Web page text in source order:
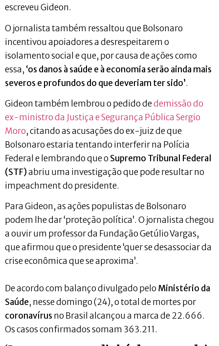
escreveu Gideon.
O jornalista também ressaltou que Bolsonaro
incentivou apoiadores a desrespeitarem o
isolamento social e que, por causa de ações como
essa, ‘os danos à saúde e à economia serão ainda mais
severos e profundos do que deveriam ter sido’.
Gideon também lembrou o pedido dedemissão do
ex-ministro da Justiça e Segurança Pública Sergio
Moro, citando as acusações do ex-juiz de que
Bolsonaro estaria tentando interferir na Polícia
Federal e lembrando que o Supremo Tribunal Federal
(STF)abriu uma investigação que pode resultar no
impeachment do presidente.
Para Gideon, as ações populistas de Bolsonaro
podem lhe dar ‘proteção política’. O jornalista chegou
a ouvir um professor da Fundação Getúlio Vargas,
que afirmou que o presidente ‘quer se desassociar da
crise econômica que se aproxima’.
De acordo com balanço divulgado pelo Ministério da
Saúde, nesse domingo (24), o total de mortes por
coronavírus no Brasil alcançou a marca de 22.666.
Os casos confirmados somam 363.211.